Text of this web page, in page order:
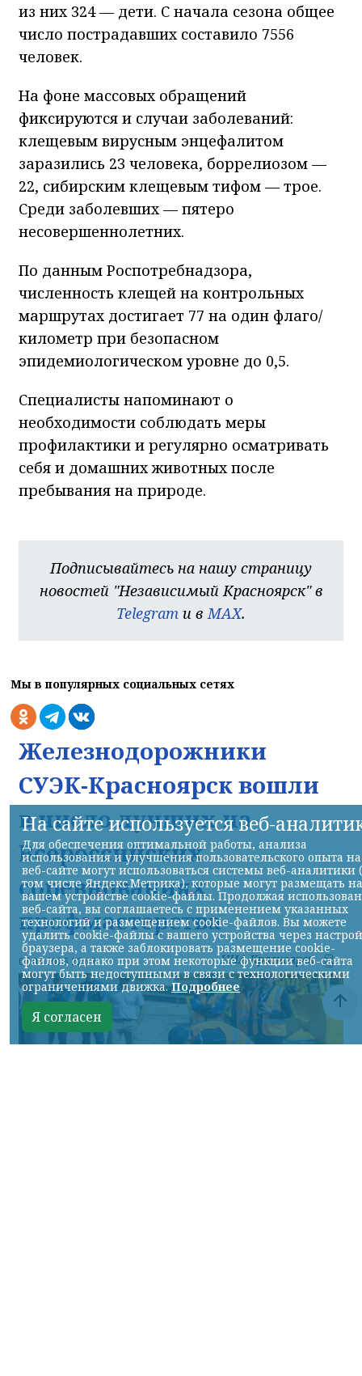
из них 324 — дети. С начала сезона общее
число пострадавших составило 7556
человек.
На фоне массовых обращений
фиксируются и случаи заболеваний:
клещевым вирусным энцефалитом
заразились 23 человека, боррелиозом —
22, сибирским клещевым тифом — трое.
Среди заболевших — пятеро
несовершеннолетних.
По данным Роспотребнадзора,
численность клещей на контрольных
маршрутах достигает 77 на один флаго/
километр при безопасном
эпидемиологическом уровне до 0,5.
Специалисты напоминают о
необходимости соблюдать меры
профилактики и регулярно осматривать
себя и домашних животных после
пребывания на природе.
Подписывайтесь на нашу страницу
новостей "Независимый Красноярск" в
Telegram и вMAX.
Мы в популярных социальных сетях
Железнодорожники
СУЭК-Красноярск вошли
в число лучших на
Всероссийских
соревнованиях
профмастерства
07.08.2026 22:13 НИА-Красноярск
На сайте используется веб-
Для обеспечения оптимальной работы, анализа
использования и улучшения пользовательского опыта на
веб-сайте могут использоваться системы веб-аналитики
том числе Яндекс.Метрика), которые могут размещать на
вашем устройстве cookie-файлы. Продолжая
веб-сайта, вы соглашаетесь с применением указанных
технологий и размещением cookie-файлов. Вы можете
удалить cookie-файлы с вашего устройства через
браузера, а также заблокировать размещение cookie-
файлов, однако при этом некоторые функции веб-сайта
могут быть недоступными в связи с технологическими
ограничениями движка.Подробнее
Я согласен